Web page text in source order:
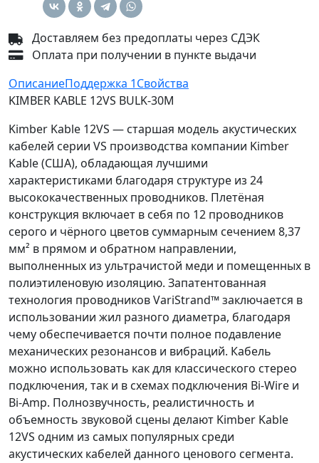
Доставляем без предоплаты через СДЭК
Оплата при получении в пункте выдачи
ОписаниеПоддержка 1Свойства
KIMBER KABLE 12VS BULK-30M
Kimber Kable 12VS — старшая модель акустических
кабелей серии VS производства компании Kimber
Kable (США), обладающая лучшими
характеристиками благодаря структуре из 24
высококачественных проводников. Плетёная
конструкция включает в себя по 12 проводников
серого и чёрного цветов суммарным сечением 8,37
мм² в прямом и обратном направлении,
выполненных из ультрачистой меди и помещенных в
полиэтиленовую изоляцию. Запатентованная
технология проводников VariStrand™ заключается в
использовании жил разного диаметра, благодаря
чему обеспечивается почти полное подавление
механических резонансов и вибраций. Кабель
можно использовать как для классического стерео
подключения, так и в схемах подключения Bi-Wire и
Bi-Amp. Полнозвучность, реалистичность и
объемность звуковой сцены делают Kimber Kable
12VS одним из самых популярных среди
акустических кабелей данного ценового сегмента.